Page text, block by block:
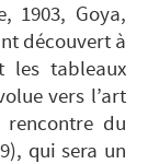
1903, Goya,
découvert à
les tableaux
vers l’art
rencontre du
qui sera un